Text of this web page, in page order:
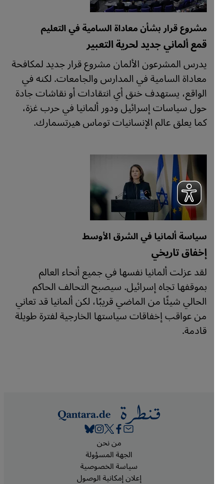
مشروع قرار بشأن معاداة السامية في التعليم
قمع ألماني جديد لحرية التعبير
يدرس المشرعون الألمان مشروع قرار جديد لمكافحة
معاداة السامية في المدارس والجامعات. لكنه في
الواقع، يستهدف خنق أي انتقادات أو نقاشات جادة
حول سياسات إسرائيل ودور ألمانيا في حرب غزة،
كما يعلق عالم الإنسانيات توماس هيرتسمارك.
سياسة ألمانيا في الشرق الأوسط
إخفاق تاريخي
لقد عزلت ألمانيا نفسها في جميع أنحاء العالم
بموقفها تجاه إسرائيل. سيصبح التحالف الحاكم
الحالي شيئًا من الماضي قريبًا، لكن ألمانيا قد تعاني
من عواقب إخفاقات سياستها الخارجية لفترة طويلة
قادمة.
Footer
من نحن
الجهة المسؤولة
سياسة الخصوصية
إعلان إمكانية الوصول